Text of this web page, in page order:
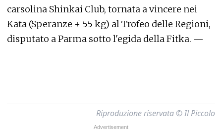
carsolina Shinkai Club, tornata a vincere nei
Kata (Speranze + 55 kg) al Trofeo delle Regioni,
disputato a Parma sotto l'egida della Fitka. —
Riproduzione riservata © Il Piccolo